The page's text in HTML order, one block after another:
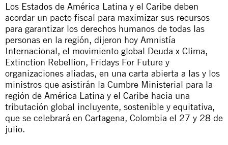
Los Estados de América Latina y el Caribe deben
acordar un pacto fiscal para maximizar sus recursos
para garantizar los derechos humanos de todas las
personas en la región, dijeron hoy Amnistía
Internacional, el movimiento global Deuda x Clima,
Extinction Rebellion, Fridays For Future y
organizaciones aliadas, en una carta abierta a las y los
ministros que asistirán la Cumbre Ministerial para la
región de América Latina y el Caribe hacia una
tributación global incluyente, sostenible y equitativa,
que se celebrará en Cartagena, Colombia el 27 y 28 de
julio.